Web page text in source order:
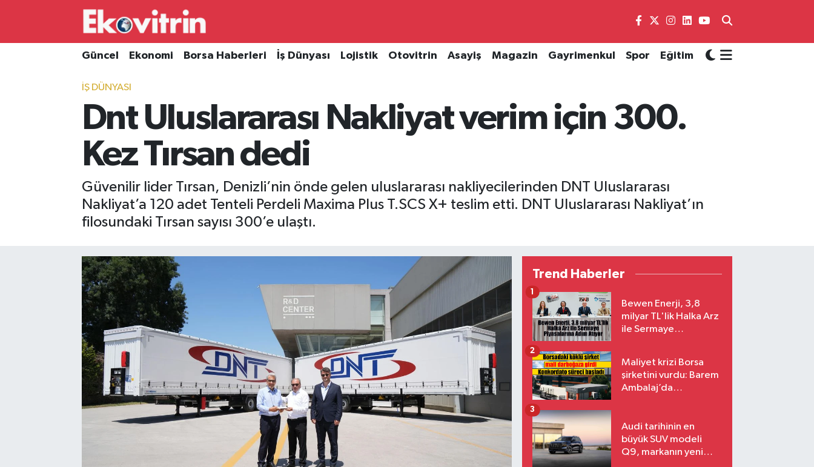
Güncel Ekonomi Borsa Haberleri İş Dünyası Lojistik Otovitrin Asayiş Magazin Gayrimenkul Spor Eğitim
İŞ DÜNYASI
Dnt Uluslararası Nakliyat verim için 300.
Kez Tırsan dedi
Güvenilir lider Tırsan, Denizli’nin önde gelen uluslararası nakliyecilerinden DNT Uluslararası
Nakliyat’a 120 adet Tenteli Perdeli Maxima Plus T.SCS X+ teslim etti. DNT Uluslararası Nakliyat’ın
filosundaki Tırsan sayısı 300’e ulaştı.
Trend Haberler
Bewen Enerji, 3,8
milyar TL'lik Halka Arz
ile Sermaye
1
Maliyet krizi Borsa
şirketini vurdu: Barem
Ambalaj’da
2
Audi tarihinin en
büyük SUV modeli
Q9, markanın yeni
3
Güncel
Borsa Haberleri
Gayrimenkul
Hava Durumu
Süper Lig Puan Durumu ve Fikstür
Tüm Manşetler
Son Dakika Haberleri
Haber Arşivi